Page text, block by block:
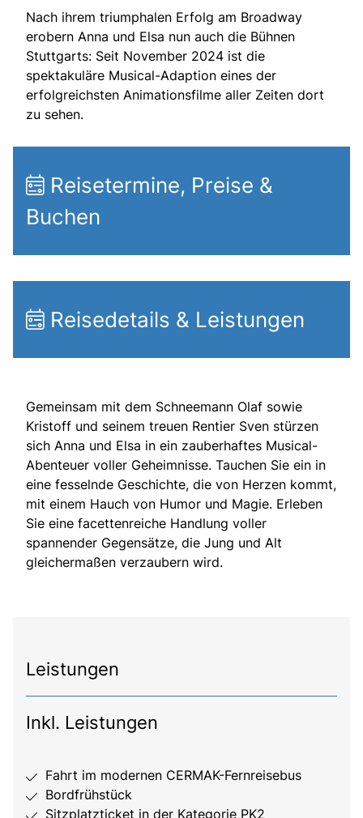
Nach ihrem triumphalen Erfolg am Broadway
erobern Anna und Elsa nun auch die Bühnen
Stuttgarts: Seit November 2024 ist die
spektakuläre Musical-Adaption eines der
erfolgreichsten Animationsfilme aller Zeiten dort
zu sehen.
Reisetermine, Preise &
Buchen
Reisedetails & Leistungen
Gemeinsam mit dem Schneemann Olaf sowie
Kristoff und seinem treuen Rentier Sven stürzen
sich Anna und Elsa in ein zauberhaftes Musical-
Abenteuer voller Geheimnisse. Tauchen Sie ein in
eine fesselnde Geschichte, die von Herzen kommt,
mit einem Hauch von Humor und Magie. Erleben
Sie eine facettenreiche Handlung voller
spannender Gegensätze, die Jung und Alt
gleichermaßen verzaubern wird.
Leistungen
Inkl. Leistungen
Fahrt im modernen CERMAK-Fernreisebus
Bordfrühstück
Sitzplatzticket in der Kategorie PK2